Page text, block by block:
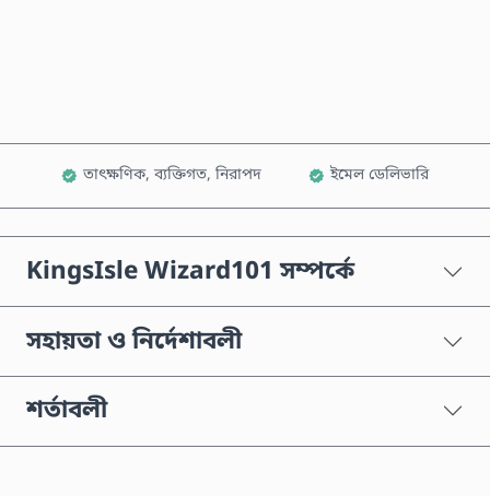
তাৎক্ষণিক, ব্যক্তিগত, নিরাপদ ইমেল ডেলিভারি
KingsIsle Wizard101 সম্পর্কে
সহায়তা ও নির্দেশাবলী
শর্তাবলী